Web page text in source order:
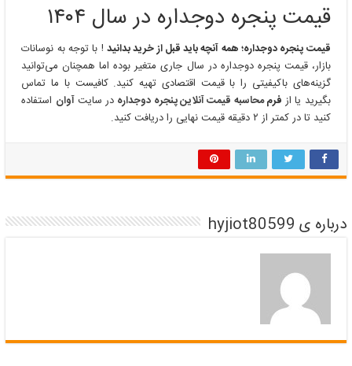
قیمت پنجره دوجداره در سال ۱۴۰۴
قیمت پنجره دوجداره؛ همه آنچه باید قبل از خرید بدانید ! با توجه به نوسانات
بازار، قیمت پنجره دوجداره در سال جاری متغیر بوده اما همچنان می‌توانید
گزینه‌های باکیفیتی را با قیمت اقتصادی تهیه کنید. کافیست با ما تماس
بگیرید یا از فرممحاسبه قیمت آنلاین پنجره دوجداره در سایتآوان استفاده
کنید تا در کمتر از ۲ دقیقه قیمت نهایی را دریافت کنید.
درباره ی hyjiot80599